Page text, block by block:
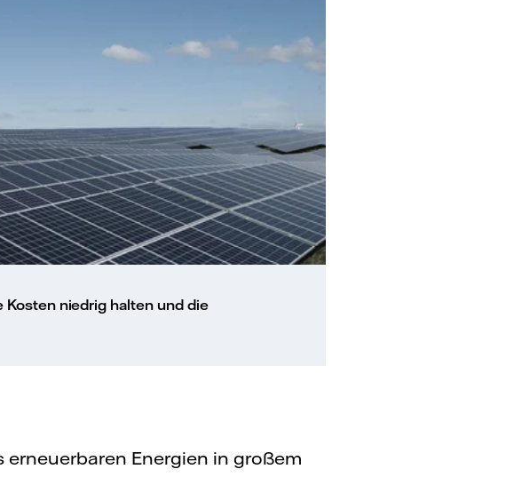
Kosten niedrig halten und die
Energien in großem